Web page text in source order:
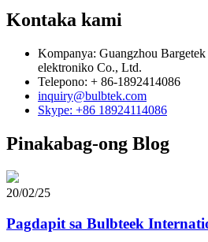
Kontaka kami
Kompanya: Guangzhou
elektroniko Co., Ltd.
Telepono: + 86-1892414086
inquiry@bulbtek.com
Skype: +86 18924114086
Pinakabag-ong Blog
20/02/25
Pagdapit sa Bulbteek